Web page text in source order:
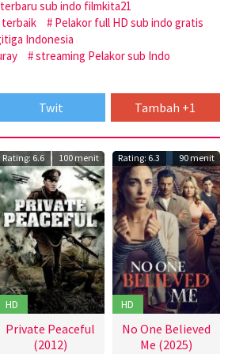
sub indo filmkita21
Pelakor full HD sub indo gratis
Indonesia
streaming Pelakor sub Indo
Twit
Tambah +1
Rating: 6.6 100 menit
HD
Private Peaceful
(2012)
Rating: 6.3 90 menit
HD
No One Believed
Me (2025)